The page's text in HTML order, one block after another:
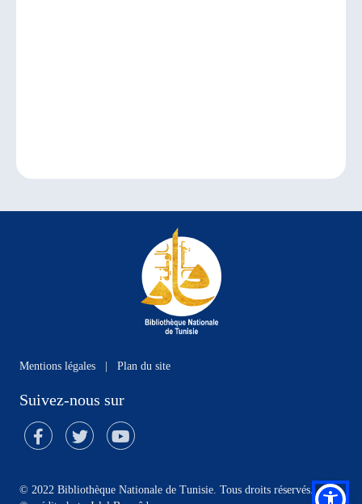
Mentions légales Plan du site
Suivez-nous sur
© 2022 Bibliothèque Nationale de Tunisie. Tous droits réservés.